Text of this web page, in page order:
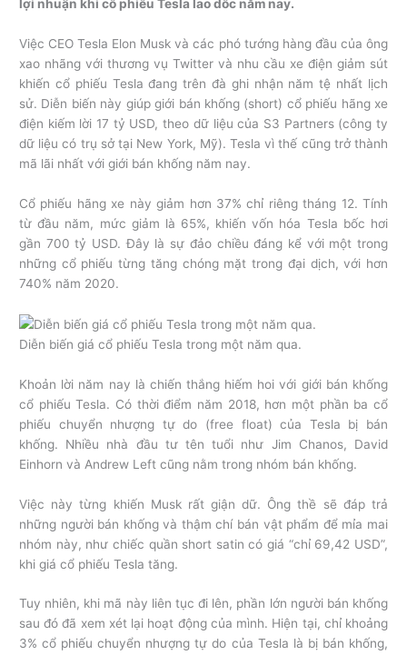
lợi nhuận khi cổ phiếu Tesla lao dốc năm nay.
Việc CEO Tesla Elon Musk và các phó tướng hàng đầu của ông
xao nhãng với thương vụ Twitter và nhu cầu xe điện giảm sút
khiến cổ phiếu Tesla đang trên đà ghi nhận năm tệ nhất lịch
sử. Diễn biến này giúp giới bán khống (short) cổ phiếu hãng xe
điện kiếm lời 17 tỷ USD, theo dữ liệu của S3 Partners (công ty
dữ liệu có trụ sở tại New York, Mỹ). Tesla vì thế cũng trở thành
mã lãi nhất với giới bán khống năm nay.
Cổ phiếu hãng xe này giảm hơn 37% chỉ riêng tháng 12. Tính
từ đầu năm, mức giảm là 65%, khiến vốn hóa Tesla bốc hơi
gần 700 tỷ USD. Đây là sự đảo chiều đáng kể với một trong
những cổ phiếu từng tăng chóng mặt trong đại dịch, với hơn
740% năm 2020.
Diễn biến giá cổ phiếu Tesla trong một năm qua.
Khoản lời năm nay là chiến thắng hiếm hoi với giới bán khống
cổ phiếu Tesla. Có thời điểm năm 2018, hơn một phần ba cổ
phiếu chuyển nhượng tự do (free float) của Tesla bị bán
khống. Nhiều nhà đầu tư tên tuổi như Jim Chanos, David
Einhorn và Andrew Left cũng nằm trong nhóm bán khống.
Việc này từng khiến Musk rất giận dữ. Ông thề sẽ đáp trả
những người bán khống và thậm chí bán vật phẩm để mỉa mai
nhóm này, như chiếc quần short satin có giá “chỉ 69,42 USD”,
khi giá cổ phiếu Tesla tăng.
Tuy nhiên, khi mã này liên tục đi lên, phần lớn người bán khống
sau đó đã xem xét lại hoạt động của mình. Hiện tại, chỉ khoảng
3% cổ phiếu chuyển nhượng tự do của Tesla là bị bán khống,